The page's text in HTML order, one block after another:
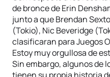
de bronce de Erin
junto a que Brendan
(Tokio), Nic Beveridge
clasificaran para Juegos
Estoy muy orgullosa de
Sin embargo, algunos de